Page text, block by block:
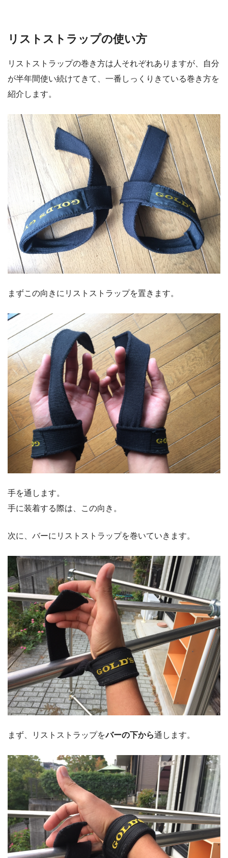
リストストラップの使い方
リストストラップの巻き方は人それぞれありますが、自分
が半年間使い続けてきて、一番しっくりきている巻き方を
紹介します。
まずこの向きにリストストラップを置きます。
手を通します。
手に装着する際は、この向き。
次に、バーにリストストラップを巻いていきます。
まず、リストストラップをバーの下から通します。